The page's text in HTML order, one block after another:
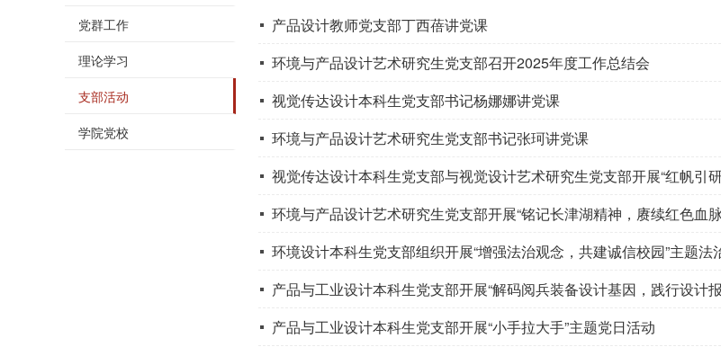
党群工作
理论学习
支部活动
学院党校
产品设计教师党支部丁西蓓讲党课
环境与产品设计艺术研究生党支部召开2025年度工作总结会
视觉传达设计本科生党支部书记杨娜娜讲党课
环境与产品设计艺术研究生党支部书记张珂讲党课
视觉传达设计本科生党支部与视觉设计艺术研究生党支部开展“红帆引
环境与产品设计艺术研究生党支部开展“铭记长津湖精神，赓续红色血
环境设计本科生党支部组织开展“增强法治观念，共建诚信校园”主题法
产品与工业设计本科生党支部开展“解码阅兵装备设计基因，践行设计
产品与工业设计本科生党支部开展“小手拉大手”主题党日活动